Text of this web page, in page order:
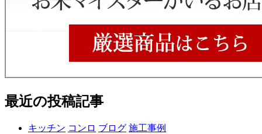
最近の投稿記事
キッチン コンロ ブログ 施工事例